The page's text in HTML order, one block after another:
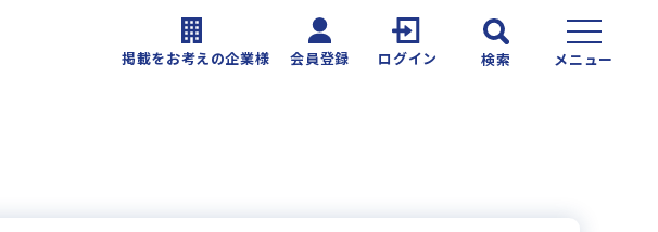
掲載をお考えの企業様 会員登録 ログイン 検索 メニュー